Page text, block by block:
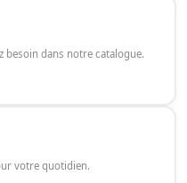
besoin dans notre catalogue.
votre quotidien.